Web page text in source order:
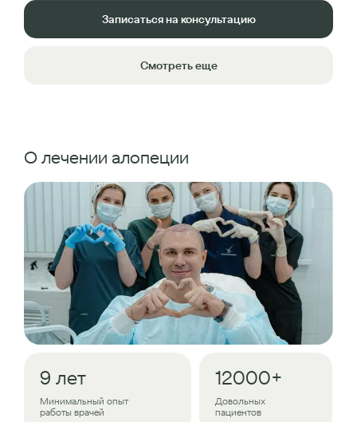
Записаться на консультацию
Смотреть еще
О лечении алопеции
9 лет
Минимальный опыт
работы врачей
12000+
Довольных
пациентов